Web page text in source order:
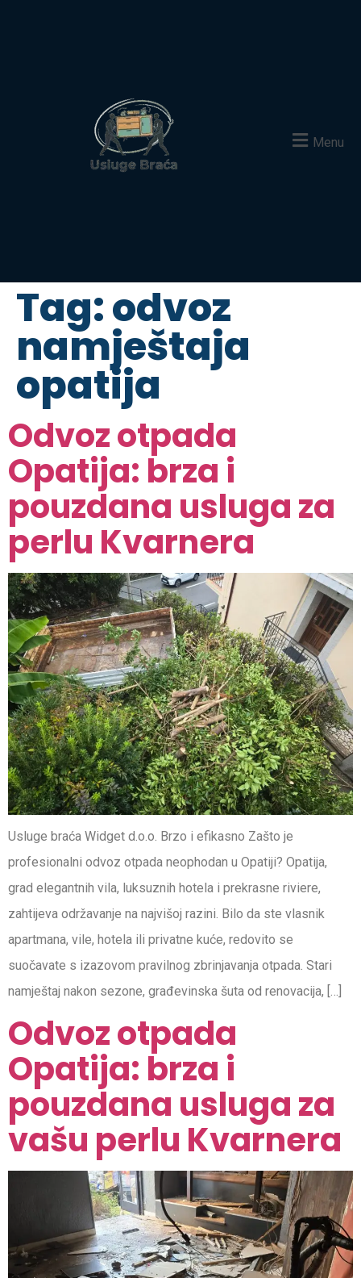
Menu
Tag:odvoz
namještaja
opatija
Odvoz otpada
Opatija: brza i
pouzdana usluga za
perlu Kvarnera
Usluge braća Widget d.o.o. Brzo i efikasno Zašto je
profesionalni odvoz otpada neophodan u Opatiji? Opatija,
grad elegantnih vila, luksuznih hotela i prekrasne riviere,
zahtijeva održavanje na najvišoj razini. Bilo da ste vlasnik
apartmana, vile, hotela ili privatne kuće, redovito se
suočavate s izazovom pravilnog zbrinjavanja otpada. Stari
namještaj nakon sezone, građevinska šuta od renovacija, […]
Odvoz otpada
Opatija: brza i
pouzdana usluga za
vašu perlu Kvarnera